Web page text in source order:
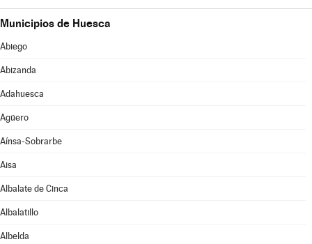
Municipios de Huesca
Abiego
Abizanda
Adahuesca
Agüero
Aínsa-Sobrarbe
Aisa
Albalate de Cinca
Albalatillo
Albelda